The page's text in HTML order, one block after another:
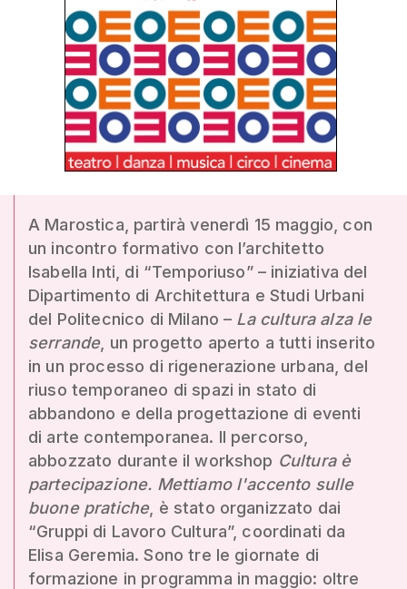
A Marostica, partirà venerdì 15 maggio, con
un incontro formativo con l’architetto
Isabella Inti, di “Temporiuso” – iniziativa del
Dipartimento di Architettura e Studi Urbani
del Politecnico di Milano – La cultura alza le
serrande, un progetto aperto a tutti inserito
in un processo di rigenerazione urbana, del
riuso temporaneo di spazi in stato di
abbandono e della progettazione di eventi
di arte contemporanea. Il percorso,
abbozzato durante il workshop Cultura è
partecipazione. Mettiamo l'accento sulle
buone pratiche, è stato organizzato dai
“Gruppi di Lavoro Cultura”, coordinati da
Elisa Geremia. Sono tre le giornate di
formazione in programma in maggio: oltre